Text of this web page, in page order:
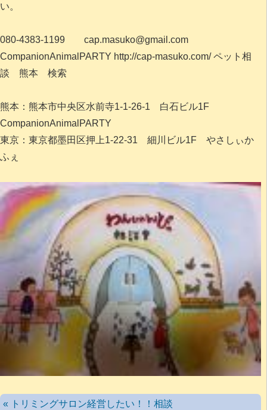
い。
080-4383-1199 cap.masuko@gmail.com
CompanionAnimalPARTY http://cap-masuko.com/ ペット相
談 熊本 検索
熊本：熊本市中央区水前寺1-1-26-1 白石ビル1F
CompanionAnimalPARTY
東京：東京都墨田区押上1-22-31 細川ビル1F やさしぃか
ふぇ
« トリミングサロン経営したい！！相談